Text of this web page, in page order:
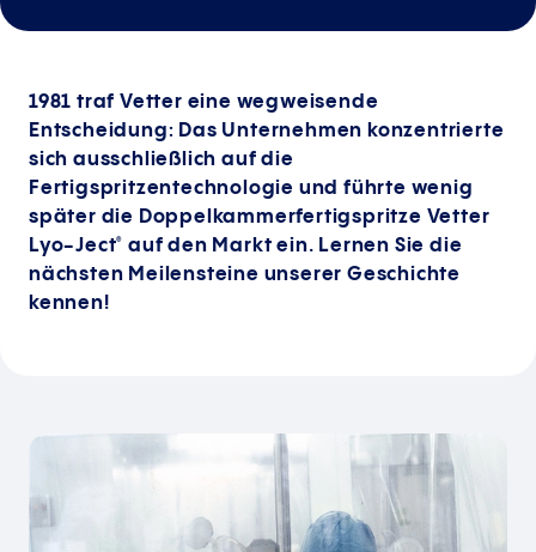
1981 traf Vetter eine wegweisende
Entscheidung: Das Unternehmen konzentrierte
sich ausschließlich auf die
Fertigspritzentechnologie und führte wenig
später die Doppelkammerfertigspritze Vetter
Lyo-Ject®
auf den Markt ein. Lernen Sie die
nächsten Meilensteine unserer Geschichte
kennen!